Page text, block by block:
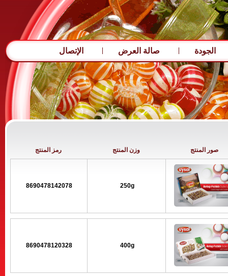
الجودة صالة العرض الإتصال
رمز المنتج وزن المنتج صور المنتج
8690478142078 250g
8690478120328 400g